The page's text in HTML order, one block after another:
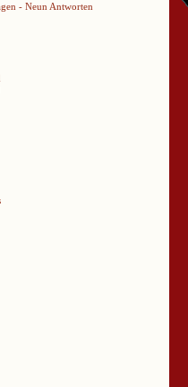
- Neun Antworten